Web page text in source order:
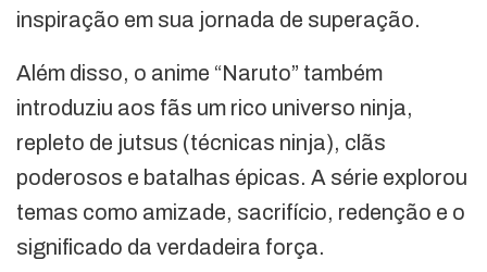
inspiração em sua jornada de superação.
Além disso, o anime “Naruto” também
introduziu aos fãs um rico universo ninja,
repleto de jutsus (técnicas ninja), clãs
poderosos e batalhas épicas. A série explorou
temas como amizade, sacrifício, redenção e o
significado da verdadeira força.